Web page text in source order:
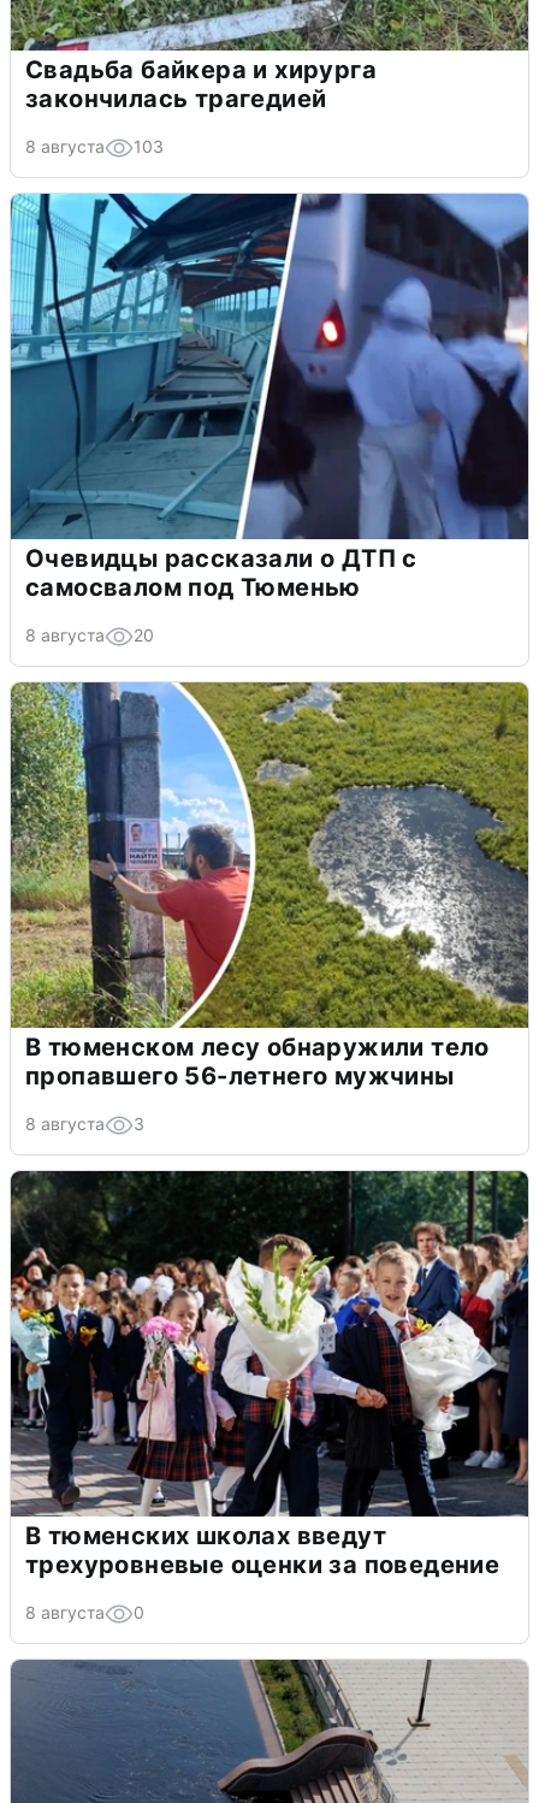
Свадьба байкера и хирурга
закончилась трагедией
8 августа 103
Очевидцы рассказали о ДТП с
самосвалом под Тюменью
8 августа 20
В тюменском лесу обнаружили тело
пропавшего 56-летнего мужчины
8 августа 3
В тюменских школах введут
трехуровневые оценки за поведение
8 августа 0